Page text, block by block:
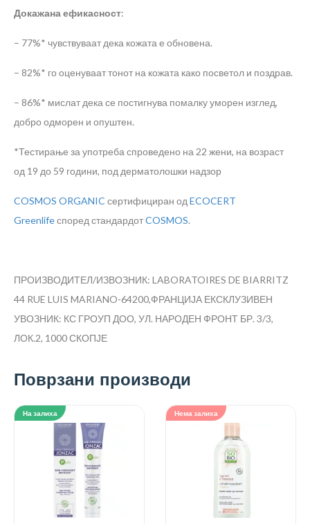
Докажана ефикасност:
– 77%* чувствуваат дека кожата е обновена.
– 82%* го оценуваат тонот на кожата како посветол и поздрав.
– 86%* мислат дека се постигнува помалку уморен изглед,
добро одморен и опуштен.
*Тестирање за употреба спроведено на 22 жени, на возраст
од 19 до 59 години, под дерматолошки надзор
COSMOS ORGANIC сертифициран од ECOCERT
Greenlifeспоред стандардотCOSMOS.
ПРОИЗВОДИТЕЛ/ИЗВОЗНИК: LABORATOIRES DE BIARRITZ
44 RUE LUIS MARIANO-64200,ФРАНЦИЈА ЕКСКЛУЗИВЕН
УВОЗНИК: КС ГРОУП ДОО, УЛ. НАРОДЕН ФРОНТ БР. 3/3,
ЛОК.2, 1000 СКОПЈЕ
Поврзани производи
На залиха Нема залиха